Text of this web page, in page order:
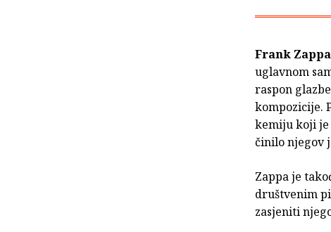
Frank Zappa
uglavnom
raspon
kompozicije.
kemiju koji je
činilo njegov
Zappa je
društvenim
zasjeniti